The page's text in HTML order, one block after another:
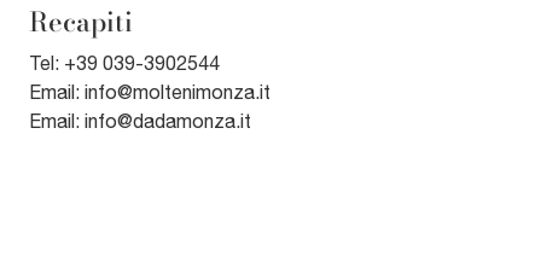
Recapiti
Tel: +39 039-3902544
Email: info@moltenimonza.it
Email: info@dadamonza.it